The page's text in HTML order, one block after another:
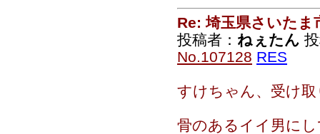
Re: 埼玉県さいたま
投稿者： ねぇたん
No.107128 RES
すけちゃん、受け
骨のあるイイ男に